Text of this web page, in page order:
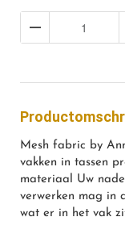
Mesh fabric by
vakken in tassen
materiaal Uw
verwerken mag in
wat er in het vak